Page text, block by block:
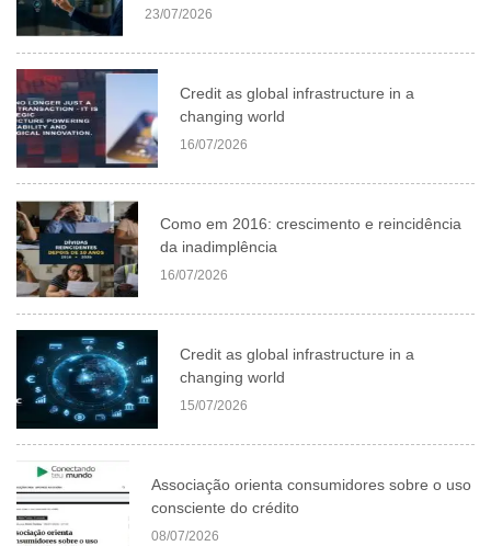
23/07/2026
Credit as global infrastructure in a
changing world
16/07/2026
Como em 2016: crescimento e reincidência
da inadimplência
16/07/2026
Credit as global infrastructure in a
changing world
15/07/2026
Associação orienta consumidores sobre o uso
consciente do crédito
08/07/2026